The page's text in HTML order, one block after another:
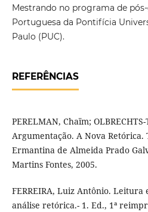
Mestrando no programa de
Portuguesa da Pontifícia
Paulo (PUC).
REFERÊNCIAS
PERELMAN, Chaïm;
Argumentação. A Nova
Ermantina de Almeida Prado
Martins Fontes, 2005.
FERREIRA, Luiz Antônio.
análise retórica.- 1. Ed., 1ª